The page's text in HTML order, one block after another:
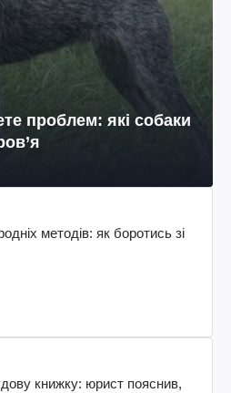
проблем: які собаки
методів: як боротись зі
книжку: юрист пояснив,